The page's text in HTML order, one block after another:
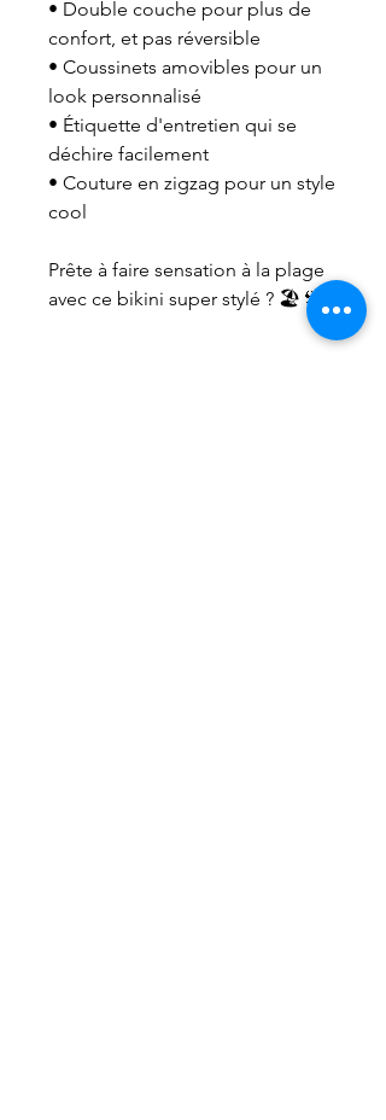
• Double couche pour plus de
confort, et pas réversible
• Coussinets amovibles pour un
look personnalisé
• Étiquette d'entretien qui se
déchire facilement
• Couture en zigzag pour un style
cool
Prête à faire sensation à la plage
avec ce bikini super stylé ? 🏖️👙